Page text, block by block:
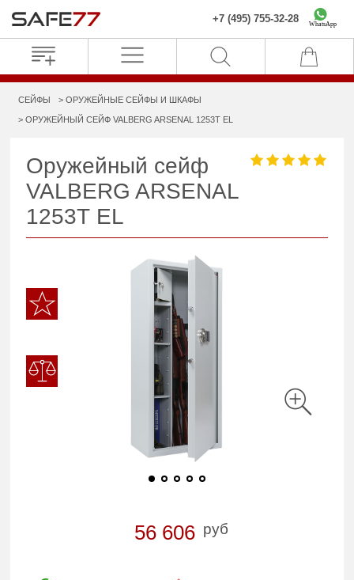
+7 (495) 755-32-28 WhatsApp
СЕЙФЫ ОРУЖЕЙНЫЕ СЕЙФЫ И ШКАФЫ
ОРУЖЕЙНЫЙ СЕЙФ VALBERG ARSENAL 1253Т EL
Оружейный сейф
VALBERG ARSENAL
1253Т EL
56 606 руб